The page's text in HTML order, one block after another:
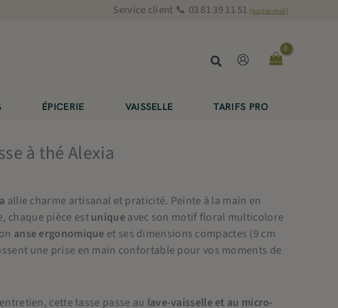
Service client 📞 03 81 39 11 51 (ou par mail)
Rechercher
ÉPICERIE VAISSELLE TARIFS PRO
à thé Alexia
allie charme artisanal et praticité. Peinte à la main en
chaque pièce estuniqueavec son motif floral multicolore
anse ergonomique et ses dimensions compactes (9 cm
une prise en main confortable pour vos moments de
cette tasse passe au lave-vaisselle et au micro-